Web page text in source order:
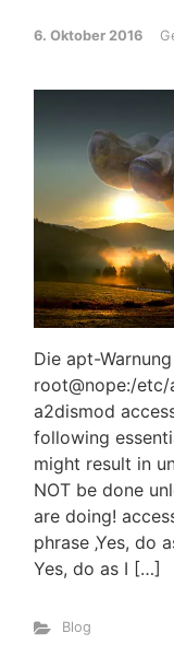
6. Oktober 2016
Die apt-
root@nope:/
a2dismod
following
might result in
NOT be done
are doing!
phrase ‚Yes, do
Yes, do as I […]
Blog